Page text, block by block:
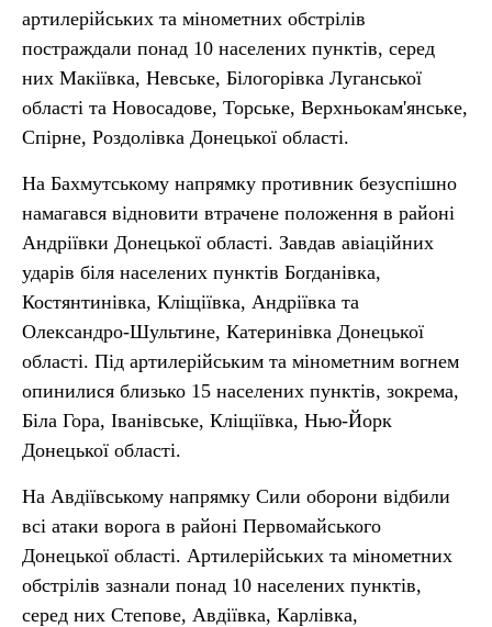
артилерійських та мінометних обстрілів
постраждали понад 10 населених пунктів, серед
них Макіївка, Невське, Білогорівка Луганської
області та Новосадове, Торське, Верхньокам'янське,
Спірне, Роздолівка Донецької області.
На Бахмутському напрямку противник безуспішно
намагався відновити втрачене положення в районі
Андріївки Донецької області. Завдав авіаційних
ударів біля населених пунктів Богданівка,
Костянтинівка, Кліщіївка, Андріївка та
Олександро-Шультине, Катеринівка Донецької
області. Під артилерійським та мінометним вогнем
опинилися близько 15 населених пунктів, зокрема,
Біла Гора, Іванівське, Кліщіївка, Нью-Йорк
Донецької області.
На Авдіївському напрямку Сили оборони відбили
всі атаки ворога в районі Первомайського
Донецької області. Артилерійських та мінометних
обстрілів зазнали понад 10 населених пунктів,
серед них Степове, Авдіївка, Карлівка,